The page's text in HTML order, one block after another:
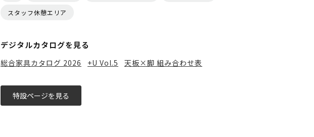
スタッフ休憩エリア
デジタルカタログを見る
総合家具カタログ 2026 +U Vol.5 天板×脚 組み合わせ表
特設ページを見る